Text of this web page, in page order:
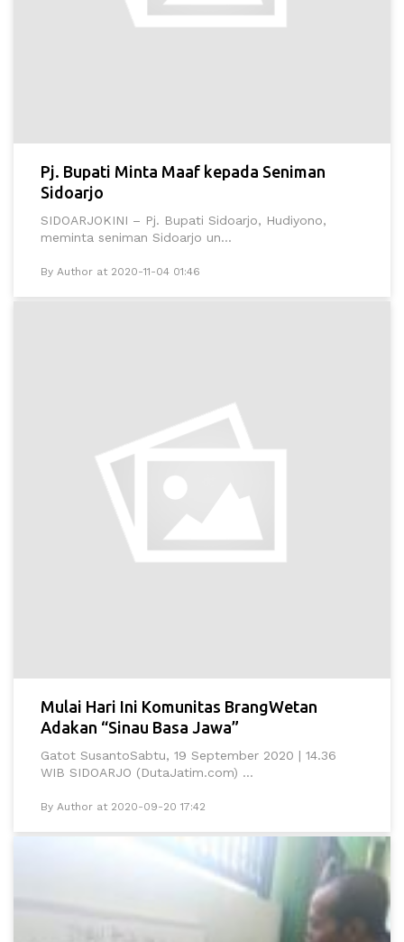
Pj. Bupati Minta Maaf kepada Seniman
Sidoarjo
SIDOARJOKINI – Pj. Bupati Sidoarjo, Hudiyono,
meminta seniman Sidoarjo un...
By Author at 2020-11-04 01:46
Mulai Hari Ini Komunitas BrangWetan
Adakan “Sinau Basa Jawa”
Gatot SusantoSabtu, 19 September 2020 | 14.36
WIB SIDOARJO (DutaJatim.com) ...
By Author at 2020-09-20 17:42